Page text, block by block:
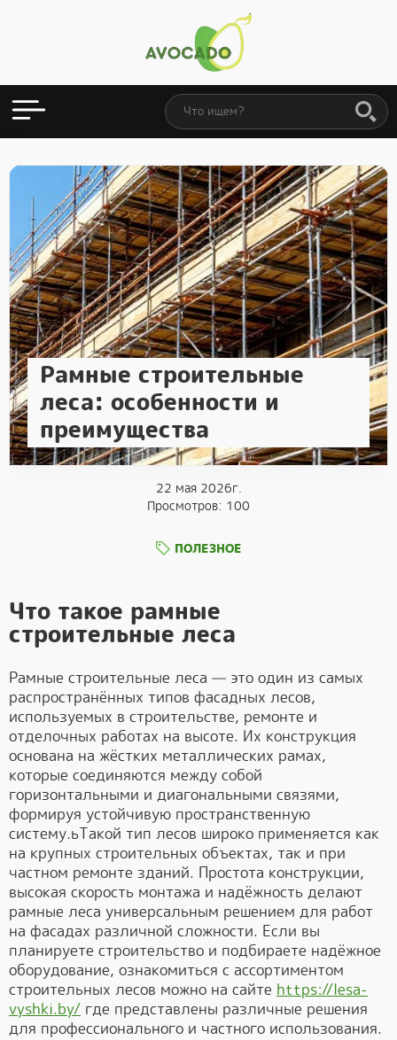
Рамные строительные
леса: особенности и
преимущества
22 мая 2026г.
Просмотров: 100
ПОЛЕЗНОЕ
Что такое рамные
строительные леса
Рамные строительные леса — это один из самых
распространённых типов фасадных лесов,
используемых в строительстве, ремонте и
отделочных работах на высоте. Их конструкция
основана на жёстких металлических рамах,
которые соединяются между собой
горизонтальными и диагональными связями,
формируя устойчивую пространственную
систему.ьТакой тип лесов широко применяется как
на крупных строительных объектах, так и при
частном ремонте зданий. Простота конструкции,
высокая скорость монтажа и надёжность делают
рамные леса универсальным решением для работ
на фасадах различной сложности. Если вы
планируете строительство и подбираете надёжное
оборудование, ознакомиться с ассортиментом
строительных лесов можно на сайте https://lesa-
vyshki.by/ где представлены различные решения
для профессионального и частного использования.